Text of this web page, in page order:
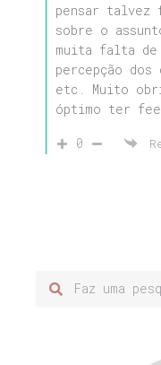
pensar talvez
sobre o
muita falta de
percepção
etc. Muito
óptimo ter
0